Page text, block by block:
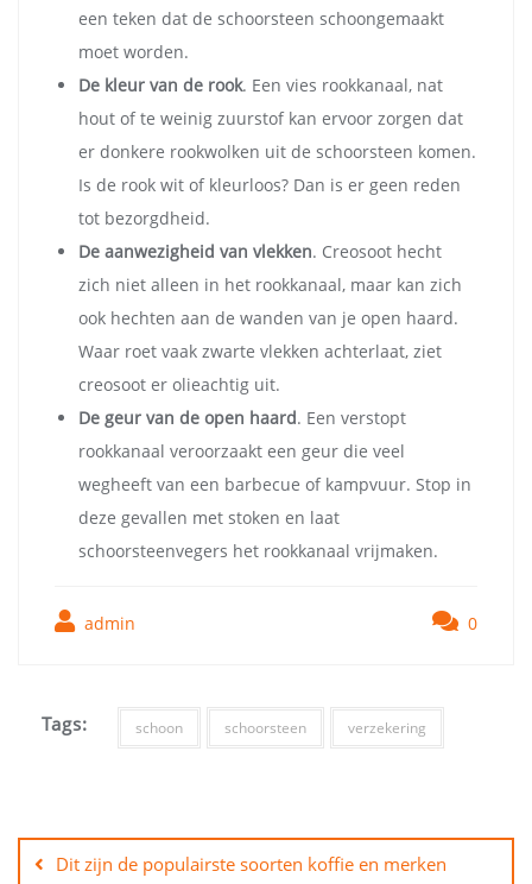
een teken dat de schoorsteen schoongemaakt
moet worden.
De kleur van de rook. Een vies rookkanaal, nat
hout of te weinig zuurstof kan ervoor zorgen dat
er donkere rookwolken uit de schoorsteen komen.
Is de rook wit of kleurloos? Dan is er geen reden
tot bezorgdheid.
De aanwezigheid van vlekken. Creosoot hecht
zich niet alleen in het rookkanaal, maar kan zich
ook hechten aan de wanden van je open haard.
Waar roet vaak zwarte vlekken achterlaat, ziet
creosoot er olieachtig uit.
De geur van de open haard. Een verstopt
rookkanaal veroorzaakt een geur die veel
wegheeft van een barbecue of kampvuur. Stop in
deze gevallen met stoken en laat
schoorsteenvegers het rookkanaal vrijmaken.
admin 0
Tags: schoon schoorsteen verzekering
navigatie
Dit zijn de populairste soorten koffie en merken